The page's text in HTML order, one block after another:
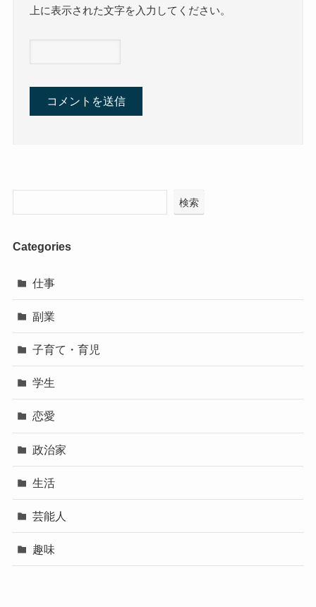
上に表示された文字を入力してください。
検索
Categories
仕事
副業
子育て・育児
学生
恋愛
政治家
生活
芸能人
趣味